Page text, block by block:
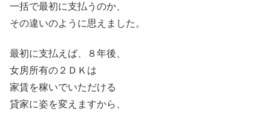
一括で最初に支払うのか、
その違いのように思えました。
最初に支払えば、８年後、
女房所有の２ＤＫは
家賃を稼いでいただける
貸家に姿を変えますから、